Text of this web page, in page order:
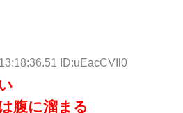
ID:uEacCVIl0
腹に溜まる